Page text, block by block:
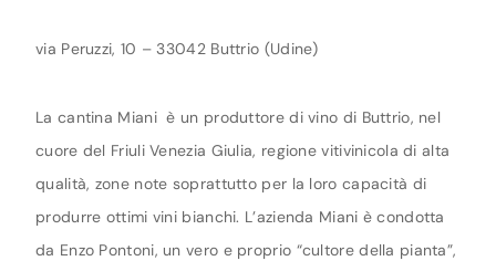
via Peruzzi, 10 – 33042 Buttrio (Udine)
La cantina Miani è un produttore di vino di Buttrio, nel
cuore del Friuli Venezia Giulia, regione vitivinicola di alta
qualità, zone note soprattutto per la loro capacità di
produrre ottimi vini bianchi. L’azienda Miani è condotta
da Enzo Pontoni, un vero e proprio “cultore della pianta”,